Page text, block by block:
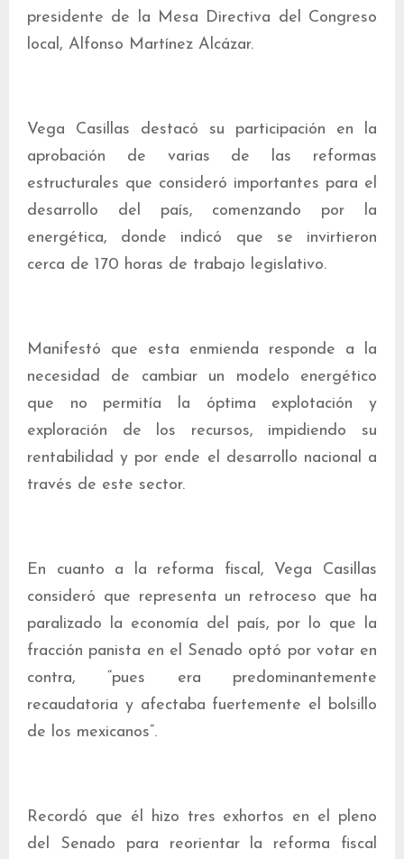
presidente de la Mesa Directiva del Congreso
local, Alfonso Martínez Alcázar.
Vega Casillas destacó su participación en la
aprobación de varias de las reformas
estructurales que consideró importantes para el
desarrollo del país, comenzando por la
energética, donde indicó que se invirtieron
cerca de 170 horas de trabajo legislativo.
Manifestó que esta enmienda responde a la
necesidad de cambiar un modelo energético
que no permitía la óptima explotación y
exploración de los recursos, impidiendo su
rentabilidad y por ende el desarrollo nacional a
través de este sector.
En cuanto a la reforma fiscal, Vega Casillas
consideró que representa un retroceso que ha
paralizado la economía del país, por lo que la
fracción panista en el Senado optó por votar en
contra, “pues era predominantemente
recaudatoria y afectaba fuertemente el bolsillo
de los mexicanos”.
Recordó que él hizo tres exhortos en el pleno
del Senado para reorientar la reforma fiscal